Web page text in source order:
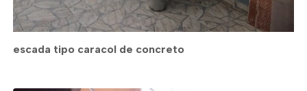
escada tipo caracol de concreto